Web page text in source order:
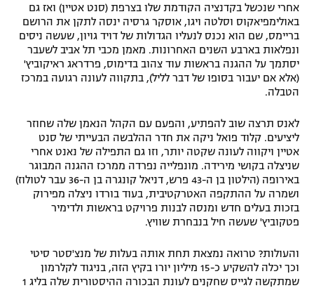
אחרי שנכשל בקדנציה הקודמת שלו בצרפת (סנט אטיין) ואז גם
באולימפיאקוס וסלטה ויגו, אוסקר גרסיה ינסה לתקן את הרושם
בריימס, שם הוא נכנס לנעליו הגדולות של דויד גויון, שעשה ניסים
ונפלאות בארבע השנים האחרונות. מאמן מכבי תל אביב לשעבר
יסתמך על ההגנה בראשות עוד צהוב בדימוס, פרדראג ראיקוביץ'
(אלא אם יעבור בסופו של דבר לליל), בתקווה לעונה רגועה במרכז
הטבלה.
לאנס תרצה שוב להפתיע, והפעם עם הקהל הנאמן שלה שחוזר
ליציעים. קלוד פואל ניקה את חדר ההלבשה הבעייתי של סנט
אטיין ויקווה לעונה שקטה יותר, וזו גם התפילה של נאנט אחרי
שניצלה בקושי מירידה. מונפלייה נפרדה ממרכז ההגנה המבוגר
באירופה (הילטון בן ה-43 פרש, דניאל קונגרה בן ה-36 עבר לטולוז)
ושמרה על ההתקפה האטרקטיבית, בעוד בורדו ניצלה מפירוק
בזכות בעלים חדש ומנסה לבנות פרויקט בראשות ולדימיר
פטקוביץ' שעשה חיל בנבחרת שוויץ.
והעולות? טרואה נמצאת תחת אותה בעלות של מנצ'סטר סיטי
וכך יכלה להשקיע כ-15 מיליון יורו בקיץ הזה, בניגוד לקלרמון
שמתקשה לגייס שחקנים לעונת הבכורה ההיסטורית שלה בליג 1